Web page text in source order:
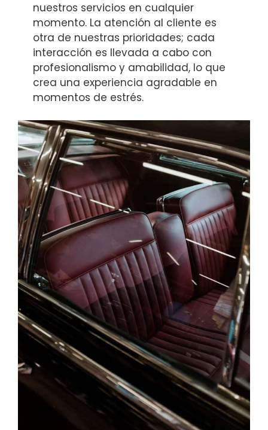
nuestros servicios en cualquier
momento. La atención al cliente es
otra de nuestras prioridades; cada
interacción es llevada a cabo con
profesionalismo y amabilidad, lo que
crea una experiencia agradable en
momentos de estrés.